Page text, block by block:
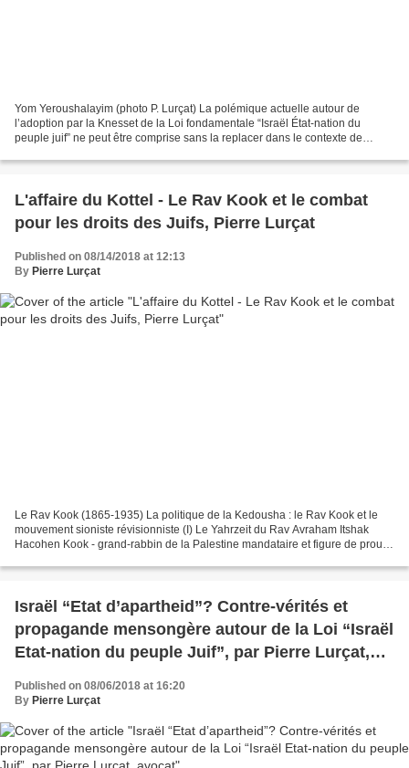
Yom Yeroushalayim (photo P. Lurçat) La polémique actuelle autour de
l’adoption par la Knesset de la Loi fondamentale “Israël État-nation du
peuple juif” ne peut être comprise sans la replacer dans le contexte de
L'affaire du Kottel - Le Rav Kook et le combat
pour les droits des Juifs, Pierre Lurçat
Published on 08/14/2018 at 12:13
By Pierre Lurçat
Le Rav Kook (1865-1935) La politique de la Kedousha : le Rav Kook et le
mouvement sioniste révisionniste (I) Le Yahrzeit du Rav Avraham Itshak
Hacohen Kook - grand-rabbin de la Palestine mandataire et figure de proue
Israël “Etat d’apartheid”? Contre-vérités et
propagande mensongère autour de la Loi “Israël
Etat-nation du peuple Juif”, par Pierre Lurçat,
Published on 08/06/2018 at 16:20
By Pierre Lurçat